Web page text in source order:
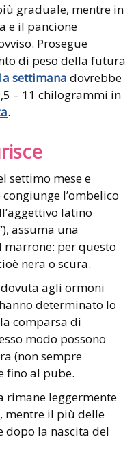
graduale, mentre in
e il pancione
Prosegue
di peso della futura
settimana dovrebbe
– 11 chilogrammi in
.
settimo mese e
congiunge l’ombelico
latino
assuma una
marrone: per questo
nera o scura.
agli ormoni
determinato lo
comparsa di
modo possono
(non sempre
fino al pube.
rimane leggermente
mentre il più delle
dopo la nascita del